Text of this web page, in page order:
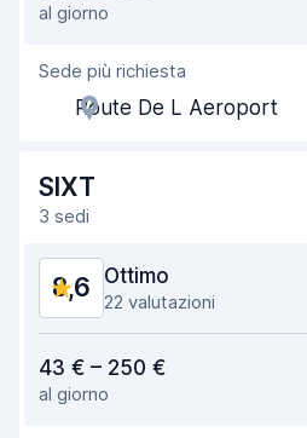
Facile da trovare
Gentilezza degli agenti
Rapidità del ritiro
Rapidità della riconsegna
Condizioni dell'auto
al giorno
Sede più richiesta
Route De L Aeroport
SIXT
3 sedi
8,6 Ottimo
22 valutazioni
Facile da trovare
43 € – 250 €
al giorno